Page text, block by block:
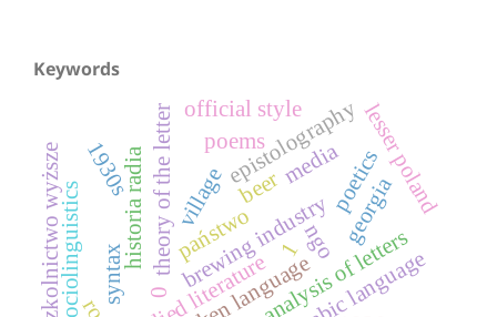
Keywords
brewing industry
beer
theory of the letter epistolography
analysis of letters
historia radia media
państwo
0
syntax
official style
village lesser poland
sociolinguistics
poetics
poems
arabic language
georgia
1
1930s
szkolnictwo wyższe ngo